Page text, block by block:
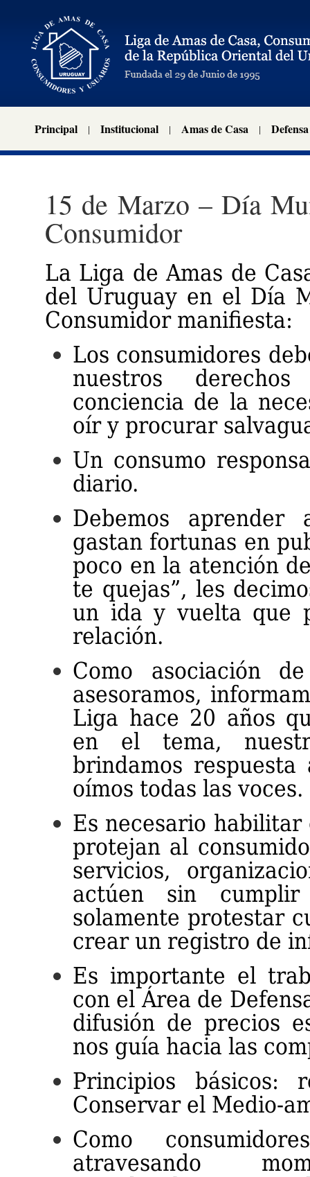
Principal Institucional Amas de Casa
15 de Marzo – Día
Consumidor
La Liga de Amas de
del Uruguay en el Día
Consumidor manifiesta:
Los consumidores
nuestros
conciencia de la
oír y procurar
Un consumo
diario.
Debemos aprender
gastan fortunas en
poco en la atención
te quejas”, les
un ida y vuelta que
relación.
Como asociación
asesoramos,
Liga hace 20 años
en el tema,
brindamos
oímos todas las voces.
Es necesario
protejan al
servicios,
actúen sin
solamente protestar
crear un registro de
Es importante el
con el Área de
difusión de precios
nos guía hacia las
Principios básicos:
Conservar el Medio-
Como
atravesando